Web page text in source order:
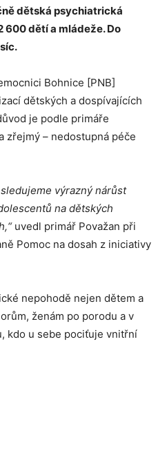
dětská psychiatrická
600 dětí a mládeže. Do
Bohnice [PNB]
dětských a dospívajících
je podle primáře
zřejmý – nedostupná péče
výrazný nárůst
na dětských
uvedl primář Považan při
Pomoc na dosah z iniciativy
nepohodě nejen dětem a
ženám po porodu a v
kdo u sebe pociťuje vnitřní